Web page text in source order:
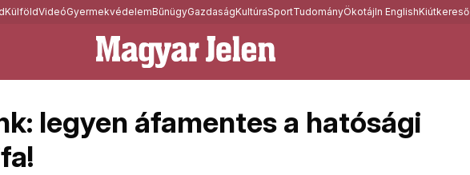
KülföldVideóGyermekvédelemBűnügyGazdaságKultúraSportTudományÖkotájIn EnglishKiútkereső
legyen áfamentes a hatósági